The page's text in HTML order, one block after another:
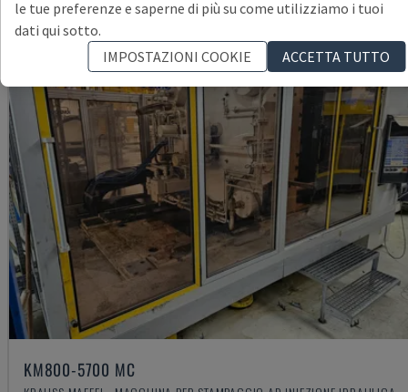
KM800-5700 MC
le tue preferenze e saperne di più su come utilizziamo i tuoi
dati qui sotto.
IMPOSTAZIONI COOKIE
ACCETTA TUTTO